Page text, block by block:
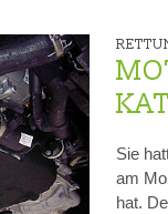
Sie
am
hat.